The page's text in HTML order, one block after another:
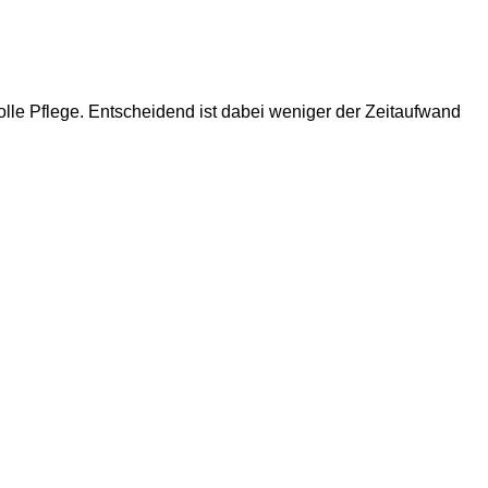
Pflege. Entscheidend ist dabei weniger der Zeitaufwand